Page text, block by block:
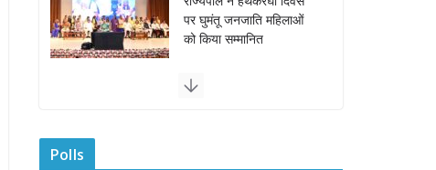
August 7, 2026
Polls